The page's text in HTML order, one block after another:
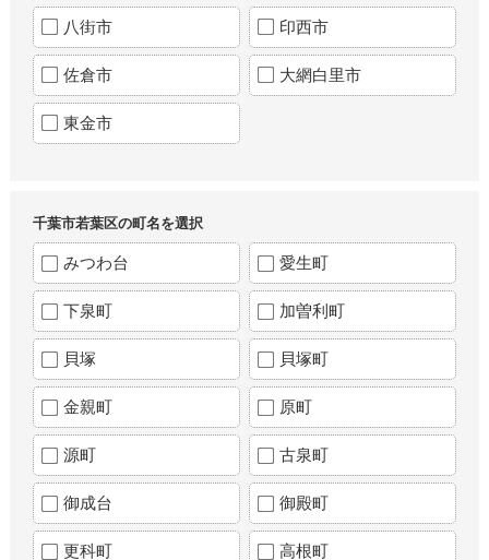
八街市 印西市
佐倉市 大網白里市
東金市
千葉市若葉区の町名を選択
みつわ台 愛生町
下泉町 加曽利町
貝塚 貝塚町
金親町 原町
源町 古泉町
御成台 御殿町
更科町 高根町